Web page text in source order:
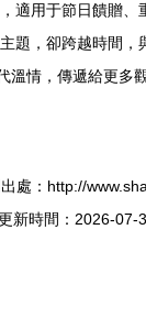
適用于節日饋贈、
題，卻跨越時間
情，傳遞給更多觀
處：http://
新時間：2026-07-